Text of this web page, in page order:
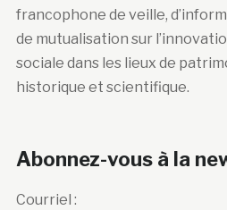
francophone de veille,
de mutualisation sur
sociale dans les lieux de
historique et scientifique.
Abonnez-vous à la
Courriel :